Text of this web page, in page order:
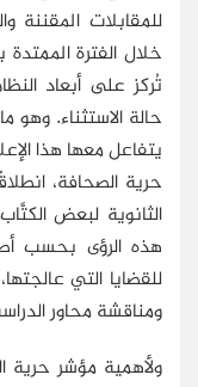
للمقابلات المقننة
تُركز على أبعاد
حالة الاستثناء. وهو
يتفاعل معها هذا
حرية الصحافة،
الثانوية لبعض
هذه الرؤى بحسب
للقضايا التي
ومناقشة محاور
ولأهمية مؤشر حرية